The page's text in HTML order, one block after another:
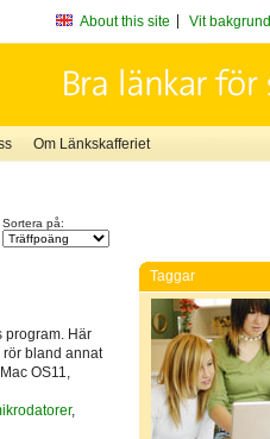
About this site Vit bakgrund
Om Länkskafferiet
Sortera på:
program. Här
rör bland annat
OS11,
,
Taggar